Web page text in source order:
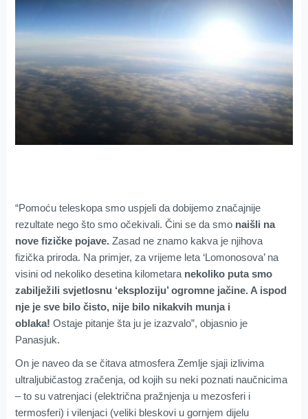
“Pomoću teleskopa smo uspjeli da dobijemo značajnije
rezultate nego što smo očekivali. Čini se da smo naišli na
nove fizičke pojave.Zasad ne znamo kakva je njihova
fizička priroda. Na primjer, za vrijeme leta ‘Lomonosova’ na
visini od nekoliko desetina kilometara nekoliko puta smo
zabilježili svjetlosnu ‘eksploziju’ ogromne jačine. A ispod
nje je sve bilo čisto, nije bilo nikakvih munja i
oblaka! Ostaje pitanje šta ju je izazvalo”, objasnio je
Panasjuk.
On je naveo da se čitava atmosfera Zemlje sjaji izlivima
ultraljubičastog zračenja, od kojih su neki poznati naučnicima
– to su vatrenjaci (električna pražnjenja u mezosferi i
termosferi) i vilenjaci (veliki bleskovi u gornjem dijelu